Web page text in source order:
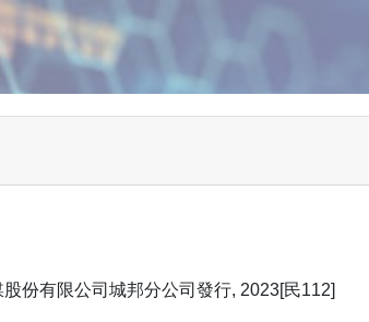
份有限公司城邦分公司發行, 2023[民112]